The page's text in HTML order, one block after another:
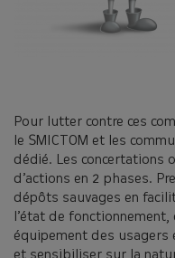
Pour lutter contre ces
le SMICTOM et les
dédié. Les concertations
d’actions en 2 phases.
dépôts sauvages en
l’état de
équipement des usagers